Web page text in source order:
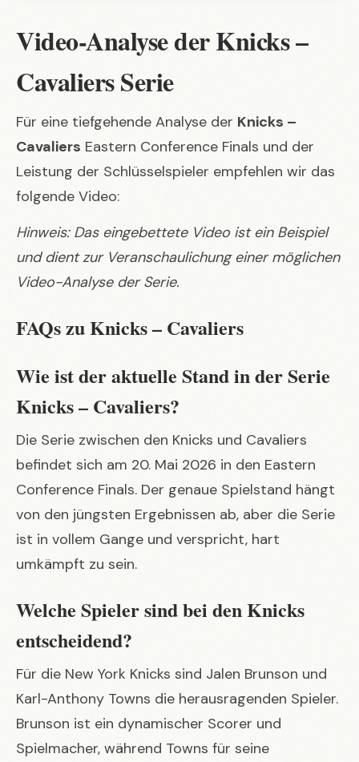
Video-Analyse der Knicks –
Cavaliers Serie
Für eine tiefgehende Analyse der Knicks –
Cavaliers Eastern Conference Finals und der
Leistung der Schlüsselspieler empfehlen wir das
folgende Video:
Hinweis: Das eingebettete Video ist ein Beispiel
und dient zur Veranschaulichung einer möglichen
Video-Analyse der Serie.
FAQs zu Knicks – Cavaliers
Wie ist der aktuelle Stand in der Serie
Knicks – Cavaliers?
Die Serie zwischen den Knicks und Cavaliers
befindet sich am 20. Mai 2026 in den Eastern
Conference Finals. Der genaue Spielstand hängt
von den jüngsten Ergebnissen ab, aber die Serie
ist in vollem Gange und verspricht, hart
umkämpft zu sein.
Welche Spieler sind bei den Knicks
entscheidend?
Für die New York Knicks sind Jalen Brunson und
Karl-Anthony Towns die herausragenden Spieler.
Brunson ist ein dynamischer Scorer und
Spielmacher, während Towns für seine